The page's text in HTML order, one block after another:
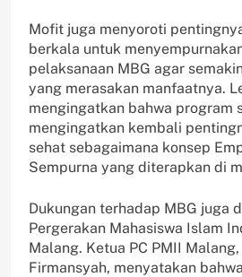
Mofit juga menyoroti
berkala untuk
pelaksanaan MBG agar
yang merasakan manfaatnya.
mengingatkan bahwa program
mengingatkan kembali
sehat sebagaimana konsep
Sempurna yang diterapkan di
Dukungan terhadap MBG juga
Pergerakan Mahasiswa Islam
Malang. Ketua PC PMII
Firmansyah, menyatakan